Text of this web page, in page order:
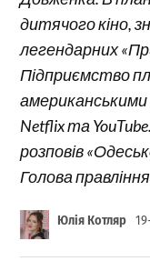
дитячого кіно,
легендарних
Підприємство
Netflix та
розповів
Голова
Юлія Котляр